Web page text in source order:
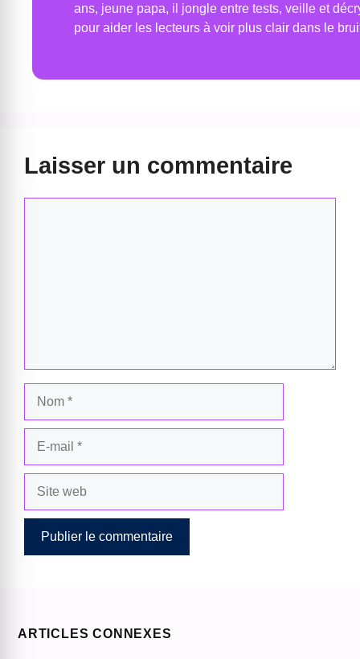
ans, jeune papa, il jongle entre tests, veille et
pour aider les lecteurs à voir plus clair dans le
Laisser un commentaire
ARTICLES CONNEXES